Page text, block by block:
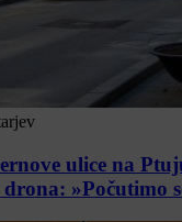
ulice na
drona: »Počutimo